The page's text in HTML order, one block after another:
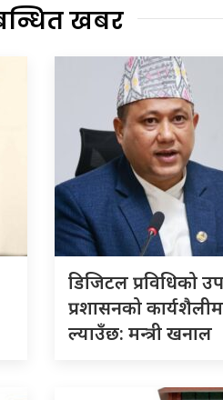
खबर
डिजिटल प्रविधिको
प्रशासनको
ल्याउँछ: मन्त्री खनाल